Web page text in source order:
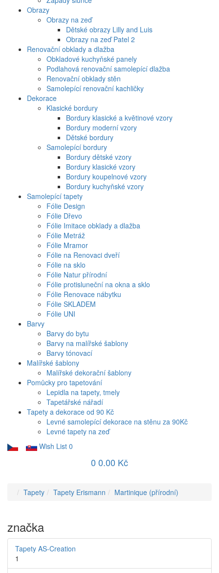
Obrazy
Obrazy na zeď
Dětské obrazy Lilly and Luis
Obrazy na zeď Patel 2
Renovační obklady a dlažba
Obkladové kuchyňské panely
Podlahová renovační samolepící dlažba
Renovační obklady stěn
Samolepící renovační kachličky
Dekorace
Klasické bordury
Bordury klasické a květinové vzory
Bordury moderní vzory
Dětské bordury
Samolepící bordury
Bordury dětské vzory
Bordury klasické vzory
Bordury koupelnové vzory
Bordury kuchyňské vzory
Samolepící tapety
Fólie Design
Fólie Dřevo
Fólie Imitace obklady a dlažba
Fólie Metráž
Fólie Mramor
Fólie na Renovaci dveří
Fólie na sklo
Fólie Natur přírodní
Fólie protisluneční na okna a sklo
Fólie Renovace nábytku
Fólie SKLADEM
Fólie UNI
Barvy
Barvy do bytu
Barvy na malířské šablony
Barvy tónovací
Malířské šablony
Malířské dekorační šablony
Pomůcky pro tapetování
Lepidla na tapety, tmely
Tapetářské nářadí
Tapety a dekorace od 90 Kč
Levné samolepící dekorace na stěnu za 90Kč
Levné tapety na zeď
Wish List 0
0 0.00 Kč
Tapety Tapety Erismann Martinique (přírodní)
značka
Tapety AS-Creation
1